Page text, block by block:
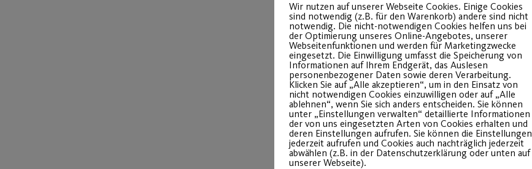
Wir nutzen auf unserer Webseite Cookies. Einige Cookies
sind notwendig (z.B. für den Warenkorb) andere sind nicht
notwendig. Die nicht-notwendigen Cookies helfen uns bei
der Optimierung unseres Online-Angebotes, unserer
Webseitenfunktionen und werden für Marketingzwecke
eingesetzt. Die Einwilligung umfasst die Speicherung von
Informationen auf Ihrem Endgerät, das Auslesen
personenbezogener Daten sowie deren Verarbeitung.
Klicken Sie auf „Alle akzeptieren“, um in den Einsatz von
nicht notwendigen Cookies einzuwilligen oder auf „Alle
ablehnen“, wenn Sie sich anders entscheiden. Sie können
unter „Einstellungen verwalten“ detaillierte Informationen
der von uns eingesetzten Arten von Cookies erhalten und
deren Einstellungen aufrufen. Sie können die Einstellungen
jederzeit aufrufen und Cookies auch nachträglich jederzeit
abwählen (z.B. in der Datenschutzerklärung oder unten auf
unserer Webseite).